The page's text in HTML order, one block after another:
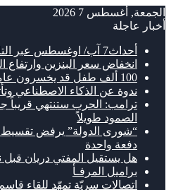
الجمعة, أغسطس 7 2026
أخبار عاجلة
أحداث7 آب/ اوغسطس عبر التاريخ
انخفاض سعر البنزين وارتفاع
100 ألف طفل قد يخسرون عامهم الدراسي في لبنان
ندوة عن الذكاء الاصطناعي
ترامب: الحرب ستنتهي قريباً
الصمود طويلاً
“شورى الدولة” يرفض تقسيط
دفعة واحدة
هل يستقيل المفتي دريان قبل
براميل المرفـأ
اتصالات سريّة تمهّد للقاء